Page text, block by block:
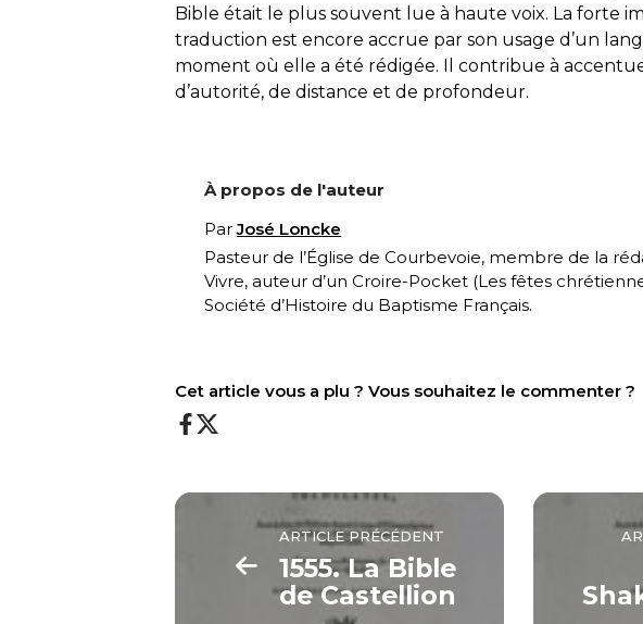
Bible était le plus souvent lue à haute voix. La forte
traduction est encore accrue par son usage d’un
moment où elle a été rédigée. Il contribue à
d’autorité, de distance et de profondeur.
À propos de l'auteur
ParJosé Loncke
Pasteur de l’Église de Courbevoie, membre de la
Vivre, auteur d’un Croire-Pocket (Les fêtes
Société d’Histoire du Baptisme Français.
Cet article vous a plu ? Vous souhaitez le commenter ?
ARTICLE PRÉCÉDENT
1555. La Bible
de Castellion